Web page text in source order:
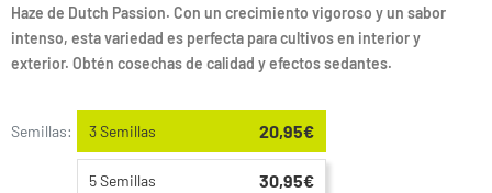
Haze de Dutch Passion. Con un crecimiento vigoroso y un sabor
intenso, esta variedad es perfecta para cultivos en interior y
exterior. Obtén cosechas de calidad y efectos sedantes.
Semillas: 3 Semillas 20,95€
5 Semillas 30,95€